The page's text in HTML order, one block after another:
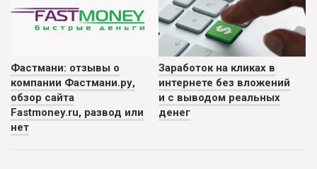
Фастмани: отзывы о
компании Фастмани.ру,
обзор сайта
Fastmoney.ru, развод или
нет
Заработок на кликах в
интернете без вложений
и с выводом реальных
денег